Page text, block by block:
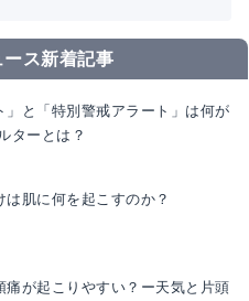
ス新着記事
」と「特別警戒アラート」は何が
ターとは？
肌に何を起こすのか？
痛が起こりやすい？ー天気と片頭